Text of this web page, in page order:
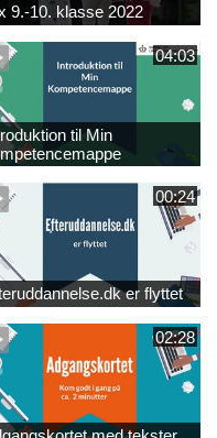
9.-10. klasse 2022
04:03
til Min
00:24
er flyttet
02:28